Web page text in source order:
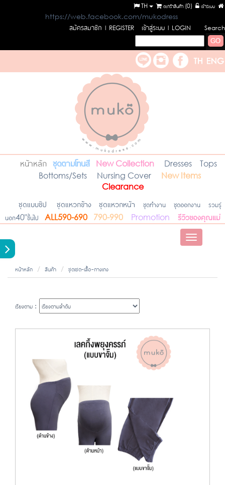
เข้าระบบ
ตะกร้าสินค้า (0)
TH
https://web.facebook.com/mukodress
สมัครสมาชิก l REGISTER เข้าสู่ระบบ l LOGIN Search
หน้าหลัก ชุดตามโทนสี New Collection Dresses
Tops
Bottoms/Sets
Nursing Cover
New Items
Clearance
ชุดแบบซิป ชุดแหวกข้าง ชุดแหวกหน้า ชุดทำงาน ชุดออกงาน
รวมรุ่
นอก40"ขึ้นไป
ALL590-690 790-990 Promotion รีวิวของคุณแม่
Toggle
หน้าหลัก สินค้า ชุดเซต-เสื้อ-กางเกง
เรียงตาม :